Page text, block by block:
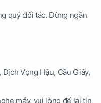
quý đối tác. Đừng ngần
Vọng Hậu, Cầu Giấy,
máy, vui lòng để lại tin